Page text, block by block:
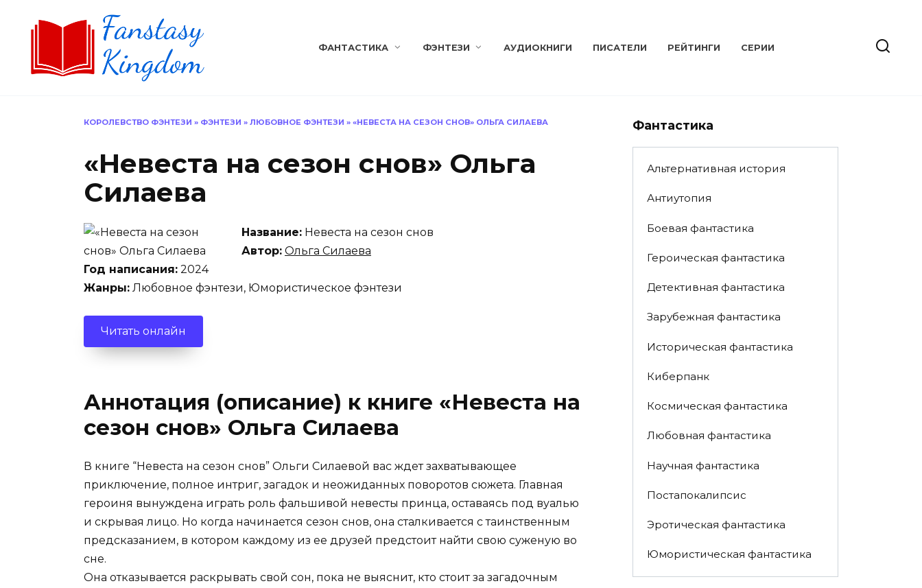
ФАНТАСТИКА ФЭНТЕЗИ АУДИОКНИГИ ПИСАТЕЛИ РЕЙТИНГИ СЕРИИ
КОРОЛЕВСТВО ФЭНТЕЗИ » ФЭНТЕЗИ » ЛЮБОВНОЕ ФЭНТЕЗИ » «НЕВЕСТА НА СЕЗОН СНОВ» ОЛЬГА СИЛАЕВА
«Невеста на сезон снов» Ольга
Силаева
Название: Невеста на сезон снов
Автор: Ольга Силаева
Год написания: 2024
Жанры: Любовное фэнтези, Юмористическое фэнтези
Читать онлайн
Аннотация (описание) к книге «Невеста на
сезон снов» Ольга Силаева
В книге “Невеста на сезон снов” Ольги Силаевой вас ждет захватывающее
приключение, полное интриг, загадок и неожиданных поворотов сюжета. Главная
героиня вынуждена играть роль фальшивой невесты принца, оставаясь под вуалью
и скрывая лицо. Но когда начинается сезон снов, она сталкивается с таинственным
предсказанием, в котором каждому из ее друзей предстоит найти свою суженую во
сне.
Она отказывается раскрывать свой сон, пока не выяснит, кто стоит за загадочным
Фантастика
Альтернативная история
Антиутопия
Боевая фантастика
Героическая фантастика
Детективная фантастика
Зарубежная фантастика
Историческая фантастика
Киберпанк
Космическая фантастика
Любовная фантастика
Научная фантастика
Постапокалипсис
Эротическая фантастика
Юмористическая фантастика